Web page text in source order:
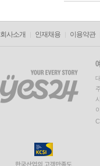
회사소개 인재채용 이용약관